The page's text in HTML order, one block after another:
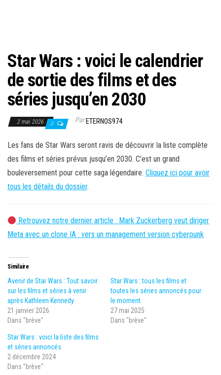
Star Wars : voici le calendrier
de sortie des films et des
séries jusqu’en 2030
2 mai 2026 0 ParETERNOS974
Les fans de Star Wars seront ravis de découvrir la liste complète
des films et séries prévus jusqu’en 2030. C’est un grand
bouleversement pour cette saga légendaire. Cliquez ici pour avoir
tous les détails du dossier.
Retrouvez notre dernier article : Mark Zuckerberg veut diriger
Meta avec un clone IA : vers un management version cyberpunk
Similaire
Avenir de Star Wars : Tout savoir
sur les films et séries à venir
après Kathleen Kennedy
21 janvier 2026
Dans "brève"
Star Wars : tous les films et
toutes les séries annoncés pour
le moment
27 mai 2025
Dans "brève"
Star Wars : voici la liste des films
et séries annoncés
2 décembre 2024
Dans "brève"